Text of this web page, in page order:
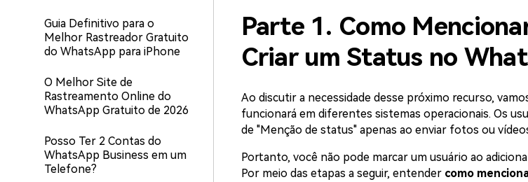
Guia Definitivo para o
Melhor Rastreador Gratuito
do WhatsApp para iPhone
O Melhor Site de
Rastreamento Online do
WhatsApp Gratuito de 2026
Posso Ter 2 Contas do
WhatsApp Business em um
Telefone?
Parte 1. Como
Criar um Status no
Ao discutir a necessidade desse próximo recurso,
funcionará em diferentes sistemas operacionais. Os
de "Menção de status" apenas ao enviar fotos ou
Portanto, você não pode marcar um usuário ao
Por meio das etapas a seguir, entender como